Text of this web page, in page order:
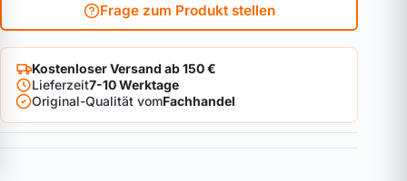
Frage zum Produkt stellen
Kostenloser Versand ab 150 €
Lieferzeit7-10 Werktage
Original-Qualität vomFachhandel